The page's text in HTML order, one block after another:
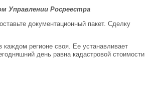
Управлении Росреестра
документационный пакет. Сделку
каждом регионе своя. Ее устанавливает
день равна кадастровой стоимости